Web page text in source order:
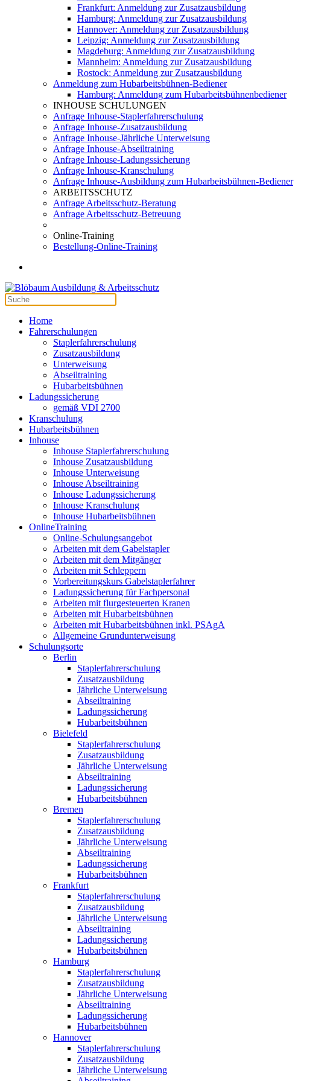
Frankfurt: Anmeldung zur Zusatzausbildung
Hamburg: Anmeldung zur Zusatzausbildung
Hannover: Anmeldung zur Zusatzausbildung
Leipzig: Anmeldung zur Zusatzausbildung
Magdeburg: Anmeldung zur Zusatzausbildung
Mannheim: Anmeldung zur Zusatzausbildung
Rostock: Anmeldung zur Zusatzausbildung
Anmeldung zum Hubarbeitsbühnen-Bediener
Hamburg: Anmeldung zum Hubarbeitsbühnenbediener
INHOUSE SCHULUNGEN
Anfrage Inhouse-Staplerfahrerschulung
Anfrage Inhouse-Zusatzausbildung
Anfrage Inhouse-Jährliche Unterweisung
Anfrage Inhouse-Abseiltraining
Anfrage Inhouse-Ladungssicherung
Anfrage Inhouse-Kranschulung
Anfrage Inhouse-Ausbildung zum Hubarbeitsbühnen-Bediener
ARBEITSSCHUTZ
Anfrage Arbeitsschutz-Beratung
Anfrage Arbeitsschutz-Betreuung
Online-Training
Bestellung-Online-Training
Home
Fahrerschulungen
Staplerfahrerschulung
Zusatzausbildung
Unterweisung
Abseiltraining
Hubarbeitsbühnen
Ladungssicherung
gemäß VDI 2700
Kranschulung
Hubarbeitsbühnen
Inhouse
Inhouse Staplerfahrerschulung
Inhouse Zusatzausbildung
Inhouse Unterweisung
Inhouse Abseiltraining
Inhouse Ladungssicherung
Inhouse Kranschulung
Inhouse Hubarbeitsbühnen
OnlineTraining
Online-Schulungsangebot
Arbeiten mit dem Gabelstapler
Arbeiten mit dem Mitgänger
Arbeiten mit Schleppern
Vorbereitungskurs Gabelstaplerfahrer
Ladungssicherung für Fachpersonal
Arbeiten mit flurgesteuerten Kranen
Arbeiten mit Hubarbeitsbühnen
Arbeiten mit Hubarbeitsbühnen inkl. PSAgA
Allgemeine Grundunterweisung
Schulungsorte
Berlin
Staplerfahrerschulung
Zusatzausbildung
Jährliche Unterweisung
Abseiltraining
Ladungssicherung
Hubarbeitsbühnen
Bielefeld
Staplerfahrerschulung
Zusatzausbildung
Jährliche Unterweisung
Abseiltraining
Ladungssicherung
Hubarbeitsbühnen
Bremen
Staplerfahrerschulung
Zusatzausbildung
Jährliche Unterweisung
Abseiltraining
Ladungssicherung
Hubarbeitsbühnen
Frankfurt
Staplerfahrerschulung
Zusatzausbildung
Jährliche Unterweisung
Abseiltraining
Ladungssicherung
Hubarbeitsbühnen
Hamburg
Staplerfahrerschulung
Zusatzausbildung
Jährliche Unterweisung
Abseiltraining
Ladungssicherung
Hubarbeitsbühnen
Hannover
Staplerfahrerschulung
Zusatzausbildung
Jährliche Unterweisung